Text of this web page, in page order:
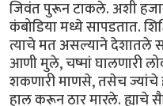
जिवंत पुरून टाकले. अशी
कंबोडिया मध्ये सापडतात.
त्याचे मत असल्याने देशातले
आणी मुले, चष्मां घालणारी
शकणारी माणसे, तसेच ज्यांचे
हाल करून ठार मारले. ह्याचे